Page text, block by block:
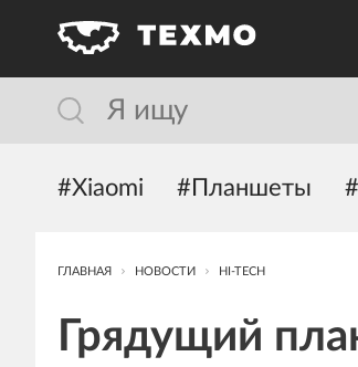
#Xiaomi #Планшеты
ГЛАВНАЯ НОВОСТИ HI-TECH
Грядущий